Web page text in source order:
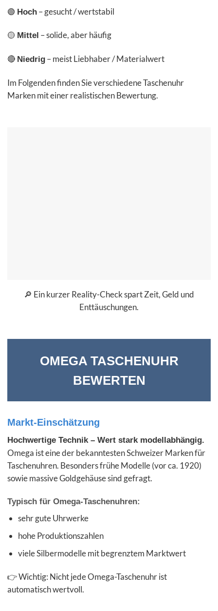
🔎 Ein kurzer Reality-Check spart Zeit, Geld und
Enttäuschungen.
🟢 Hoch – gesucht / wertstabil
🟡 Mittel – solide, aber häufig
🔴 Niedrig – meist Liebhaber / Materialwert
Im Folgenden finden Sie verschiedene Taschenuhr
Marken mit einer realistischen Bewertung.
OMEGA TASCHENUHR
BEWERTEN
Markt-Einschätzung
Hochwertige Technik – Wert stark modellabhängig.
Omega ist eine der bekanntesten Schweizer Marken für
Taschenuhren. Besonders frühe Modelle (vor ca. 1920)
sowie massive Goldgehäuse sind gefragt.
Typisch für Omega-Taschenuhren:
sehr gute Uhrwerke
hohe Produktionszahlen
viele Silbermodelle mit begrenztem Marktwert
👉 Wichtig: Nicht jede Omega-Taschenuhr ist
automatisch wertvoll.